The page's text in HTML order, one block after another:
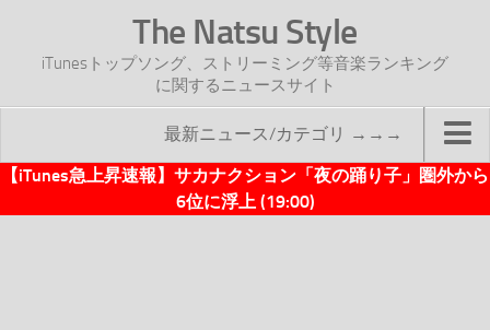
The Natsu Style
iTunesトップソング、ストリーミング等音楽ランキング
に関するニュースサイト
最新ニュース/カテゴリ →→→
TOP
【iTunes急上昇速報】サカナクション「夜の踊り子」圏外から
6位に浮上 (19:00)